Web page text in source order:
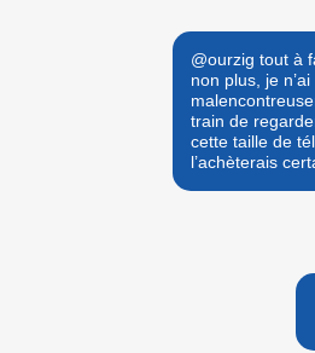
@ourzig tout à
non plus, je
train de
cette taille de
l’achèterais